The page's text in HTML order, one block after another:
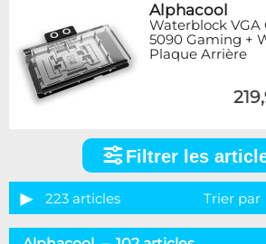
Alphacool
Waterblock VGA
5090 Gaming +
Plaque Arrière
articles
Catégorie
Filtrer les
223 articles Trier par